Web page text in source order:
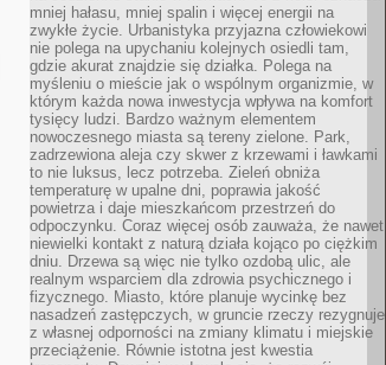
mniej hałasu, mniej spalin i więcej energii na
zwykłe życie. Urbanistyka przyjazna człowiekowi
nie polega na upychaniu kolejnych osiedli tam,
gdzie akurat znajdzie się działka. Polega na
myśleniu o mieście jak o wspólnym organizmie, w
którym każda nowa inwestycja wpływa na komfort
tysięcy ludzi. Bardzo ważnym elementem
nowoczesnego miasta są tereny zielone. Park,
zadrzewiona aleja czy skwer z krzewami i ławkami
to nie luksus, lecz potrzeba. Zieleń obniża
temperaturę w upalne dni, poprawia jakość
powietrza i daje mieszkańcom przestrzeń do
odpoczynku. Coraz więcej osób zauważa, że nawet
niewielki kontakt z naturą działa kojąco po ciężkim
dniu. Drzewa są więc nie tylko ozdobą ulic, ale
realnym wsparciem dla zdrowia psychicznego i
fizycznego. Miasto, które planuje wycinkę bez
nasadzeń zastępczych, w gruncie rzeczy rezygnuje
z własnej odporności na zmiany klimatu i miejskie
przeciążenie. Równie istotna jest kwestia